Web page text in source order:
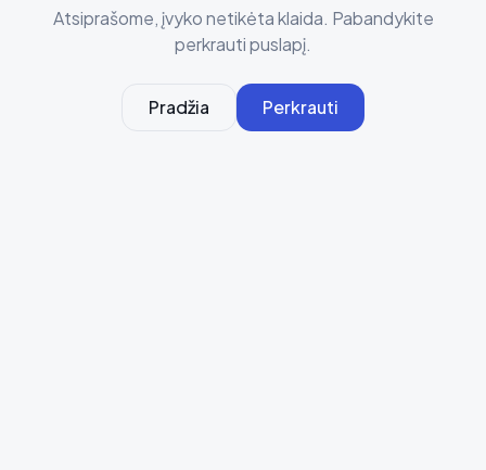
Atsiprašome, įvyko netikėta klaida. Pabandykite
perkrauti puslapį.
Pradžia Perkrauti